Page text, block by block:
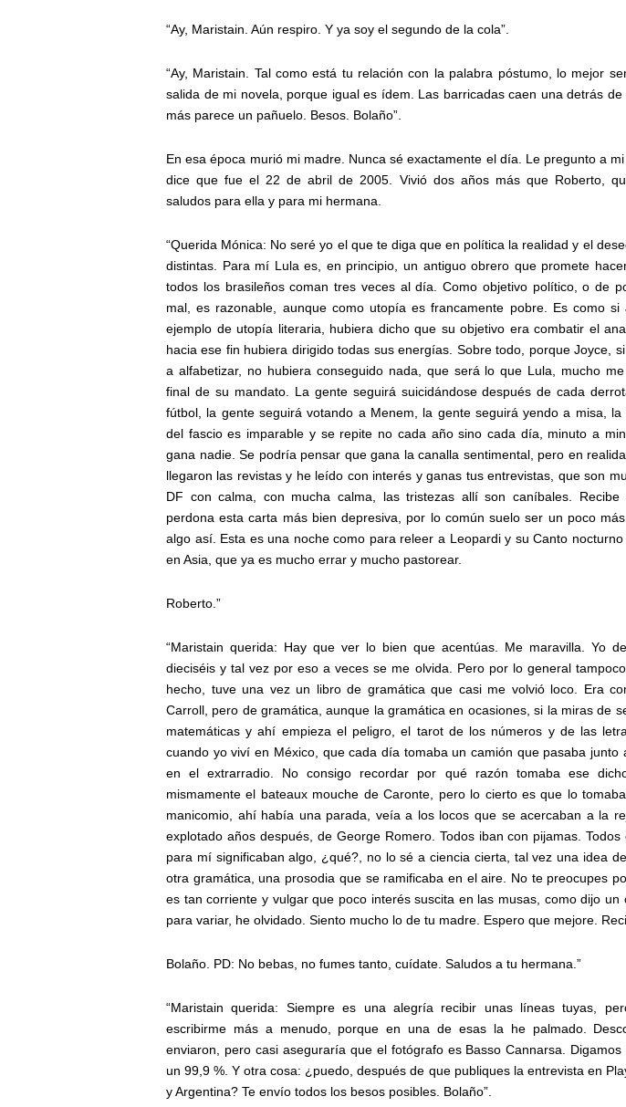
“Ay, Maristain. Aún respiro. Y ya soy el segundo de la cola”.
“Ay, Maristain. Tal como está tu relación con la palabra póstumo, lo mejor
salida de mi novela, porque igual es ídem. Las barricadas caen una detrás
más parece un pañuelo. Besos. Bolaño”.
En esa época murió mi madre. Nunca sé exactamente el día. Le pregunto a
dice que fue el 22 de abril de 2005. Vivió dos años más que Roberto,
saludos para ella y para mi hermana.
“Querida Mónica: No seré yo el que te diga que en política la realidad y el
distintas. Para mí Lula es, en principio, un antiguo obrero que promete
todos los brasileños coman tres veces al día. Como objetivo político, o de
mal, es razonable, aunque como utopía es francamente pobre. Es como
ejemplo de utopía literaria, hubiera dicho que su objetivo era combatir el
hacia ese fin hubiera dirigido todas sus energías. Sobre todo, porque Joyce,
a alfabetizar, no hubiera conseguido nada, que será lo que Lula, mucho
final de su mandato. La gente seguirá suicidándose después de cada
fútbol, la gente seguirá votando a Menem, la gente seguirá yendo a misa, la
del fascio es imparable y se repite no cada año sino cada día, minuto a
gana nadie. Se podría pensar que gana la canalla sentimental, pero en
llegaron las revistas y he leído con interés y ganas tus entrevistas, que son
DF con calma, con mucha calma, las tristezas allí son caníbales.
perdona esta carta más bien depresiva, por lo común suelo ser un poco
algo así. Esta es una noche como para releer a Leopardi y su Canto
en Asia, que ya es mucho errar y mucho pastorear.
Roberto.”
“Maristain querida: Hay que ver lo bien que acentúas. Me maravilla. Yo
dieciséis y tal vez por eso a veces se me olvida. Pero por lo general
hecho, tuve una vez un libro de gramática que casi me volvió loco. Era
Carroll, pero de gramática, aunque la gramática en ocasiones, si la miras de
matemáticas y ahí empieza el peligro, el tarot de los números y de las
cuando yo viví en México, que cada día tomaba un camión que pasaba junto
en el extrarradio. No consigo recordar por qué razón tomaba ese
mismamente el bateaux mouche de Caronte, pero lo cierto es que lo
manicomio, ahí había una parada, veía a los locos que se acercaban a la
explotado años después, de George Romero. Todos iban con pijamas.
para mí significaban algo, ¿qué?, no lo sé a ciencia cierta, tal vez una idea
otra gramática, una prosodia que se ramificaba en el aire. No te preocupes
es tan corriente y vulgar que poco interés suscita en las musas, como dijo un
para variar, he olvidado. Siento mucho lo de tu madre. Espero que mejore.
Bolaño. PD: No bebas, no fumes tanto, cuídate. Saludos a tu hermana.”
“Maristain querida: Siempre es una alegría recibir unas líneas tuyas,
escribirme más a menudo, porque en una de esas la he palmado.
enviaron, pero casi aseguraría que el fotógrafo es Basso Cannarsa.
un 99,9 %. Y otra cosa: ¿puedo, después de que publiques la entrevista en
y Argentina? Te envío todos los besos posibles. Bolaño”.